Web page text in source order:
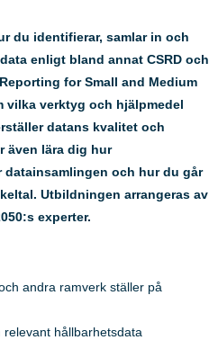
du identifierar, samlar in och
enligt bland annat CSRD och
for Small and Medium
vilka verktyg och hjälpmedel
datans kvalitet och
även lära dig hur
och hur du går
Utbildningen arrangeras av
experter.
andra ramverk ställer på
hållbarhetsdata